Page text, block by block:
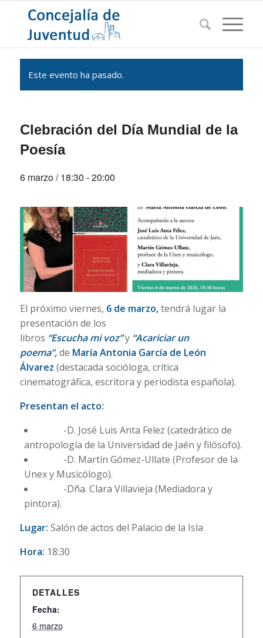
Este evento ha pasado.
Clebración del Día Mundial de la
Poesía
6 marzo / 18:30 -20:00
El próximo viernes, 6 de marzo,tendrá lugar la
presentación de los
libros “Escucha mi voz”y “Acariciar un
poema”,de María Antonia García de León
Álvarez (destacada socióloga, crítica
cinematográfica, escritora y periodista española).
Presentan el acto:
-D. José Luis Anta Felez (catedrático de
antropología de la Universidad de Jaén y filósofo).
-D. Martín Gómez-Ullate (Profesor de la
Unex y Musicólogo).
-Dña. Clara Villavieja (Mediadora y
pintora).
Lugar: Salón de actos del Palacio de la Isla
Hora: 18:30
DETALLES
Fecha:
6 marzo